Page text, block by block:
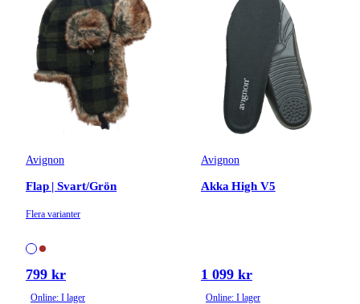
Avignon
Flap | Svart/Grön
Flera varianter
799 kr
Online: I lager
Avignon
Akka High V5
1 099 kr
Online: I lager